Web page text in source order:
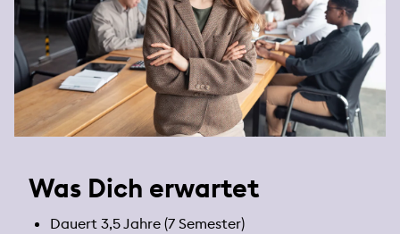
Was Dich erwartet
Dauert 3,5 Jahre (7 Semester)